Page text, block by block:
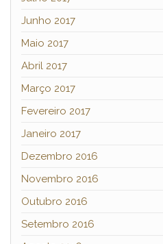
Junho 2017
Maio 2017
Abril 2017
Março 2017
Fevereiro 2017
Janeiro 2017
Dezembro 2016
Novembro 2016
Outubro 2016
Setembro 2016